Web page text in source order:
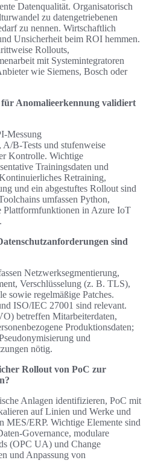
Datenqualität. Organisatorisch
zu datengetriebenen
zu nennen. Wirtschaftlich
Unsicherheit beim ROI hemmen.
Rollouts,
mit Systemintegratoren
wie Siemens, Bosch oder
Anomalieerkennung validiert
A/B‑Tests und stufenweise
Kontrolle. Wichtige
Trainingsdaten und
Retraining,
und ein abgestuftes Rollout sind
umfassen Python,
Plattformfunktionen in Azure IoT
sind
Netzwerksegmentierung,
Verschlüsselung (z. B. TLS),
sowie regelmäßige Patches.
ISO/IEC 27001 sind relevant.
betreffen Mitarbeiterdaten,
Produktionsdaten;
und
nötig.
Rollout von PoC zur
Anlagen identifizieren, PoC mit
auf Linien und Werke und
MES/ERP. Wichtige Elemente sind
modulare
(OPC UA) und Change
und Anpassung von